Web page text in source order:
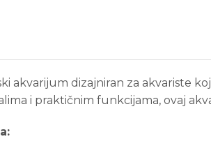
akvarijum dizajniran za akvariste
i praktičnim funkcijama, ovaj